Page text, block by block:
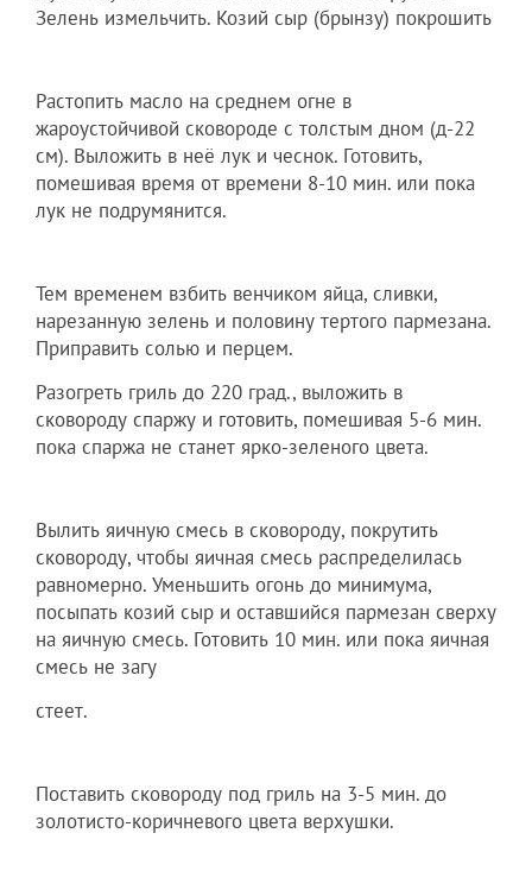
Зелень измельчить. Козий сыр (брынзу) покрошить
Растопить масло на среднем огне в
жароустойчивой сковороде с толстым дном (д-22
см). Выложить в неё лук и чеснок. Готовить,
помешивая время от времени 8-10 мин. или пока
лук не подрумянится.
Тем временем взбить венчиком яйца, сливки,
нарезанную зелень и половину тертого пармезана.
Приправить солью и перцем.
Разогреть гриль до 220 град., выложить в
сковороду спаржу и готовить, помешивая 5-6 мин.
пока спаржа не станет ярко-зеленого цвета.
Вылить яичную смесь в сковороду, покрутить
сковороду, чтобы яичная смесь распределилась
равномерно. Уменьшить огонь до минимума,
посыпать козий сыр и оставшийся пармезан сверху
на яичную смесь. Готовить 10 мин. или пока яичная
смесь не загу
стеет.
Поставить сковороду под гриль на 3-5 мин. до
золотисто-коричневого цвета верхушки.